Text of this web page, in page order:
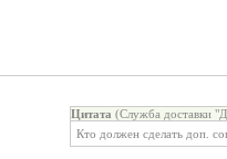
Цитата (Служба доставки
Кто должен сделать доп.